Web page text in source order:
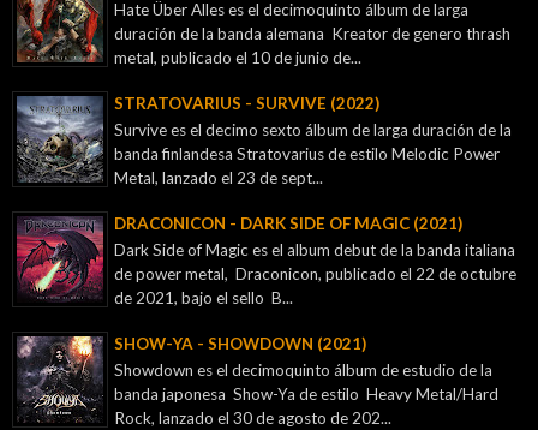
Hate Über Alles es el decimoquinto álbum de larga
duración de la banda alemana Kreator de genero thrash
metal, publicado el 10 de junio de...
STRATOVARIUS - SURVIVE (2022)
Survive es el decimo sexto álbum de larga duración de la
banda finlandesa Stratovarius de estilo Melodic Power
Metal, lanzado el 23 de sept...
DRACONICON - DARK SIDE OF MAGIC (2021)
Dark Side of Magic es el album debut de la banda italiana
de power metal, Draconicon, publicado el 22 de octubre
de 2021, bajo el sello B...
SHOW-YA - SHOWDOWN (2021)
Showdown es el decimoquinto álbum de estudio de la
banda japonesa Show-Ya de estilo Heavy Metal/Hard
Rock, lanzado el 30 de agosto de 202...